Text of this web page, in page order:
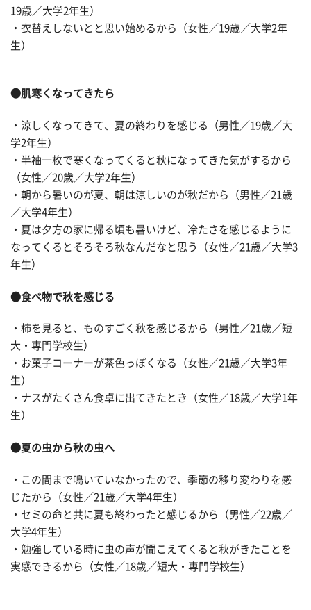
19歳／大学2年生）
・衣替えしないとと思い始めるから（女性／19歳／大学2年
生）
●肌寒くなってきたら
・涼しくなってきて、夏の終わりを感じる（男性／19歳／大
学2年生）
・半袖一枚で寒くなってくると秋になってきた気がするから
（女性／20歳／大学2年生）
・朝から暑いのが夏、朝は涼しいのが秋だから（男性／21歳
／大学4年生）
・夏は夕方の家に帰る頃も暑いけど、冷たさを感じるように
なってくるとそろそろ秋なんだなと思う（女性／21歳／大学3
年生）
●食べ物で秋を感じる
・柿を見ると、ものすごく秋を感じるから（男性／21歳／短
大・専門学校生）
・お菓子コーナーが茶色っぽくなる（女性／21歳／大学3年
生）
・ナスがたくさん食卓に出てきたとき（女性／18歳／大学1年
生）
●夏の虫から秋の虫へ
・この間まで鳴いていなかったので、季節の移り変わりを感
じたから（女性／21歳／大学4年生）
・セミの命と共に夏も終わったと感じるから（男性／22歳／
大学4年生）
・勉強している時に虫の声が聞こえてくると秋がきたことを
実感できるから（女性／18歳／短大・専門学校生）